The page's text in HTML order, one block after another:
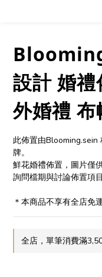
設計 婚
外婚禮
此佈置由Blooming.sein
牌。
鮮花婚禮佈置，圖片僅
詢問檔期與討論佈置項目
＊本商品不享有全店免
全店，單筆消費滿